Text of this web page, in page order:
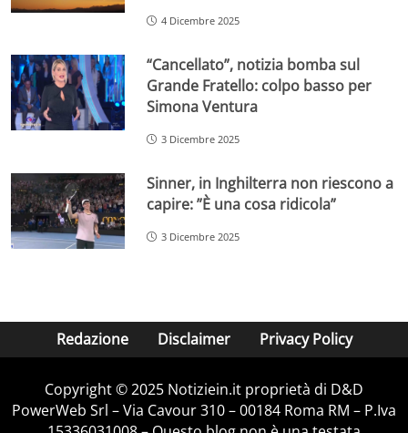
4 Dicembre 2025
“Cancellato”, notizia bomba sul
Grande Fratello: colpo basso per
Simona Ventura
3 Dicembre 2025
Sinner, in Inghilterra non riescono a
capire: ”È una cosa ridicola”
3 Dicembre 2025
Redazione Disclaimer Privacy Policy
Copyright © 2025 Notiziein.it proprietà di D&D
PowerWeb Srl – Via Cavour 310 – 00184 Roma RM – P.Iva